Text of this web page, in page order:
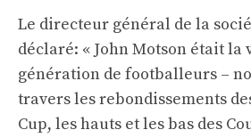
Le directeur général de la
déclaré: « John Motson était la
génération de footballeurs –
travers les rebondissements
Cup, les hauts et les bas des